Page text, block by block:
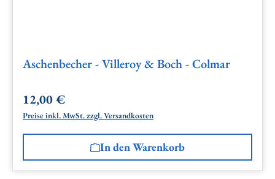
Aschenbecher - Villeroy & Boch - Colmar
Regulärer Preis:
12,00 €
Preise inkl. MwSt. zzgl. Versandkosten
In den Warenkorb